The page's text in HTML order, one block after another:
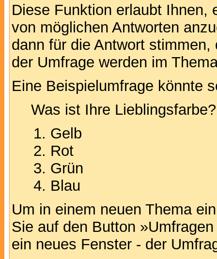
Diese Funktion erlaubt Ihnen,
von möglichen Antworten
dann für die Antwort
der Umfrage werden im
Eine Beispielumfrage könnte
Was ist Ihre Lieblingsfarbe?
Gelb
Rot
Grün
Blau
Um in einem neuen Thema
Sie auf den Button
ein neues Fenster - der